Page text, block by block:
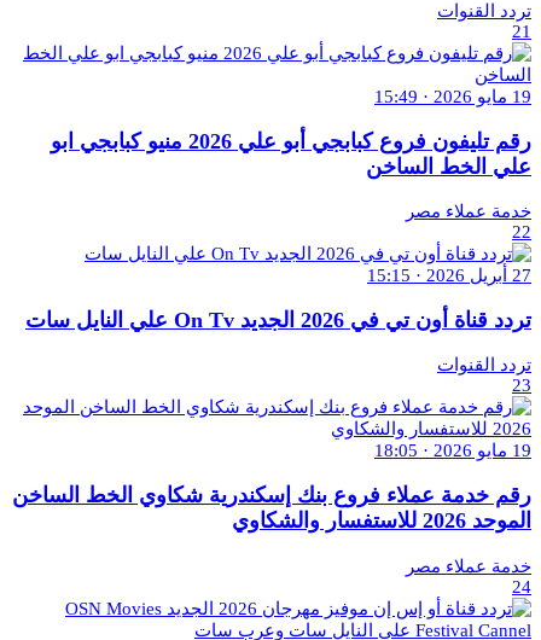
تردد القنوات
21
19 مايو 2026 · 15:49
رقم تليفون فروع كبابجي أبو علي 2026 منيو كبابجي ابو
علي الخط الساخن
خدمة عملاء مصر
22
27 أبريل 2026 · 15:15
تردد قناة أون تي في 2026 الجديد On Tv علي النايل سات
تردد القنوات
23
19 مايو 2026 · 18:05
رقم خدمة عملاء فروع بنك إسكندرية شكاوي الخط الساخن
الموحد 2026 للاستفسار والشكاوي
خدمة عملاء مصر
24